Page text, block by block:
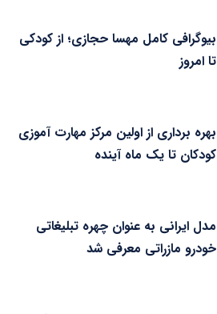
بیوگرافی کامل مهسا حجازی؛ از کودکی
تا امروز
بهره برداری از اولین مرکز مهارت آموزی
کودکان تا یک ماه آینده
مدل ایرانی به عنوان چهره تبلیغاتی
خودرو مازراتی معرفی شد